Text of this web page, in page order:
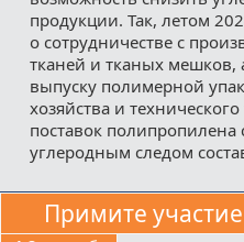
продукции. Так, летом
о сотрудничестве с
тканей и тканых мешков,
выпуску полимерной
хозяйства и
поставок
углеродным следом
Примите